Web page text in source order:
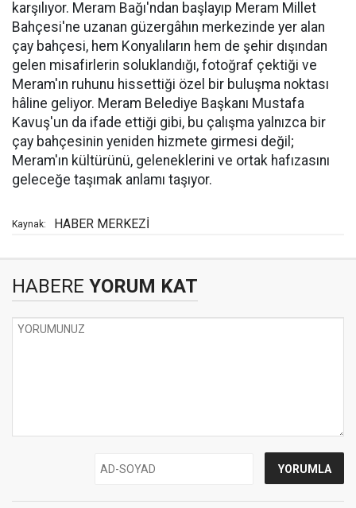
karşılıyor. Meram Bağı'ndan başlayıp Meram Millet
Bahçesi'ne uzanan güzergâhın merkezinde yer alan
çay bahçesi, hem Konyalıların hem de şehir dışından
gelen misafirlerin soluklandığı, fotoğraf çektiği ve
Meram'ın ruhunu hissettiği özel bir buluşma noktası
hâline geliyor. Meram Belediye Başkanı Mustafa
Kavuş'un da ifade ettiği gibi, bu çalışma yalnızca bir
çay bahçesinin yeniden hizmete girmesi değil;
Meram'ın kültürünü, geleneklerini ve ortak hafızasını
geleceğe taşımak anlamı taşıyor.
Kaynak: HABER MERKEZİ
HABERE YORUM KAT